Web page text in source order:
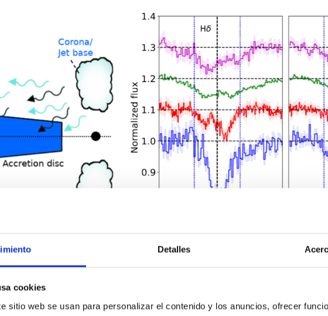
Detalles
cookies
sitio web se usan para personalizar el contenido y los anuncios, ofrecer
29/04/2026